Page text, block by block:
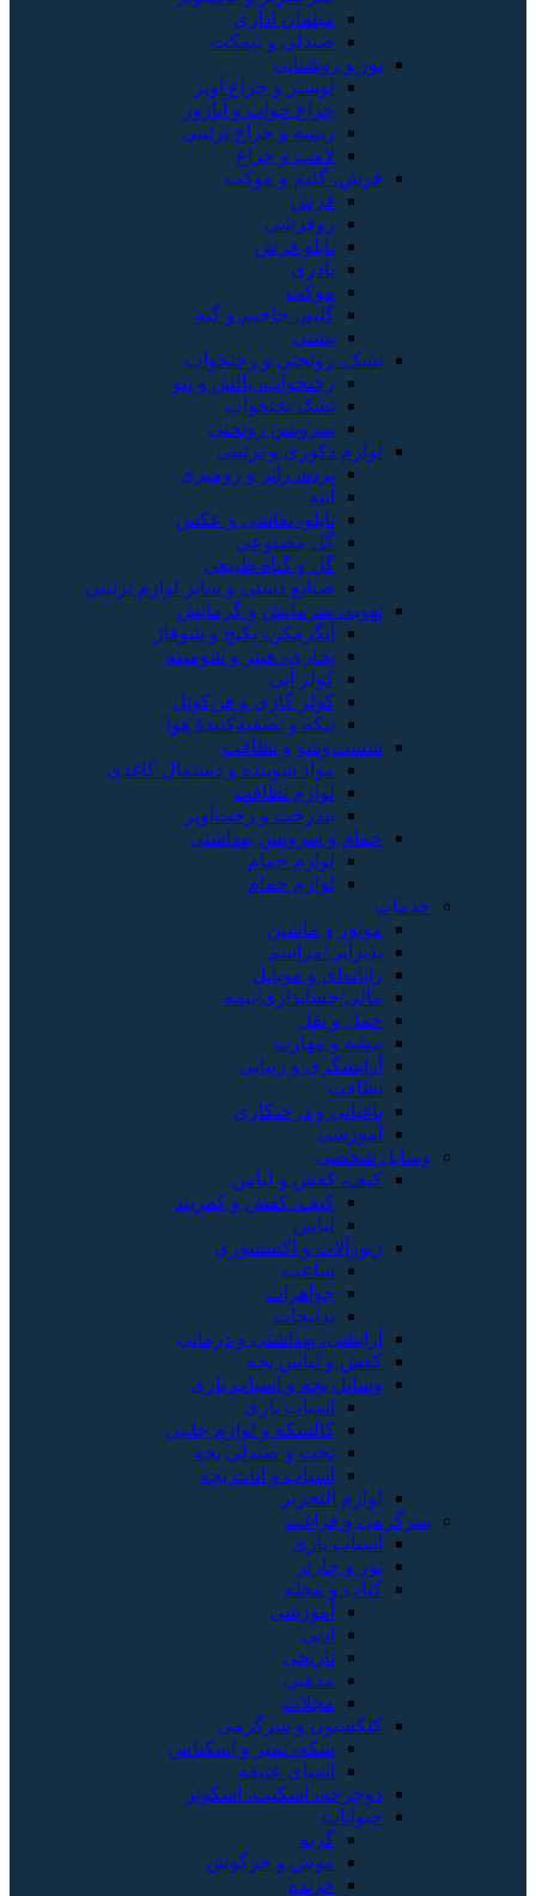
مبلمان اداری
صندلی و نیمکت
نور و روشنایی
لوستر و چراغ آویز
چراغ خواب و آباژور
ریسه و چراغ تزئینی
لامپ و چراغ
فرش، گلیم و موکت
فرش
روفرشی
تابلو فرش
پادری
موکت
گلیم، جاجیم و گبه
پشتی
تشک، روتختی و رختخواب
رختخواب، بالش و پتو
تشک تختخواب
سرویس روتختی
لوازم دکوری و تزئینی
پرده، رانر و رومیزی
آینه
تابلو، نقاشی و عکس
گل مصنوعی
گل و گیاه طبیعی
صنایع دستی و سایر لوازم تزئینی
تهویه، سرمایش و گرمایش
آبگرمکن، پکیج و شوفاژ
بخاری، هیتر و شومینه
کولر آبی
کولر گازی و فن‌کوئل
پنکه و تصفیه‌کنندهٔ هوا
شست‌وشو و نظافت
مواد شوینده و دستمال کاغذی
لوازم نظافت
بندرخت و رخت‌آویز
حمام و سرویس بهداشتی
لوازم حمام
لوازم حمام
خدمات
موتور و ماشین
پذیرایی/مراسم
رایانه‌ای و موبایل
مالی/حسابداری/بیمه
حمل و نقل
پیشه و مهارت
آرایشگری و زیبایی
نظافت
باغبانی و درختکاری
آموزشی
وسایل شخصی
کیف، کفش و لباس
کیف، کفش و کمربند
لباس
زیورآلات و اکسسوری
ساعت
جواهرات
بدلیجات
آرایشی، بهداشتی و درمانی
کفش و لباس بچه
وسایل بچه و اسباب بازی
اسباب بازی
کالسکه و لوازم جانبی
تخت و صندلی بچه
اسباب و اثاث بچه
لوازم التحریر
سرگرمی و فراغت
اسباب‌ بازی
تور و چارتر
کتاب و مجله
آموزشی
ادبی
تاریخی
مذهبی
مجلات
کلکسیون و سرگرمی
سکه، تمبر و اسکناس
اشیای عتیقه
دوچرخه، اسکیت، اسکوتر
حیوانات
گربه
موش و خرگوش
خزنده